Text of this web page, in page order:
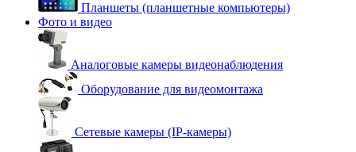
Планшеты (планшетные компьютеры)
Фото и видео
Аналоговые камеры видеонаблюдения
Оборудование для видеомонтажа
Сетевые камеры (IP-камеры)